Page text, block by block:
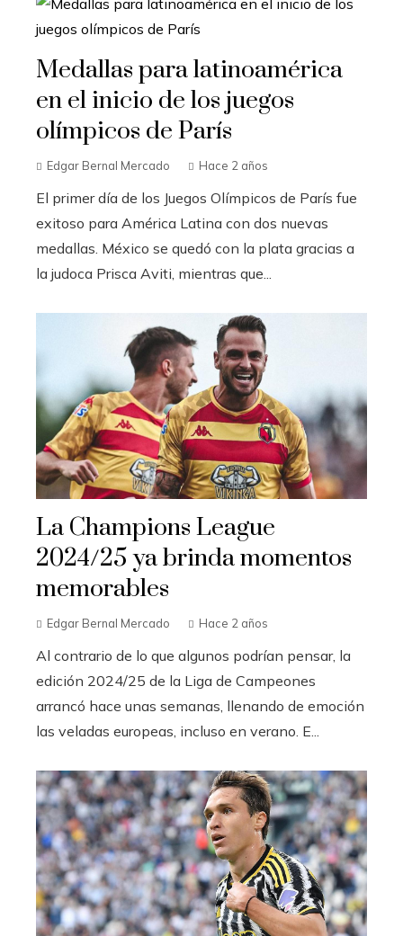
Medallas para latinoamérica
en el inicio de los juegos
olímpicos de París
Edgar Bernal Mercado Hace 2 años
El primer día de los Juegos Olímpicos de París fue
exitoso para América Latina con dos nuevas
medallas. México se quedó con la plata gracias a
la judoca Prisca Aviti, mientras que...
La Champions League
2024/25 ya brinda momentos
memorables
Edgar Bernal Mercado Hace 2 años
Al contrario de lo que algunos podrían pensar, la
edición 2024/25 de la Liga de Campeones
arrancó hace unas semanas, llenando de emoción
las veladas europeas, incluso en verano. E...